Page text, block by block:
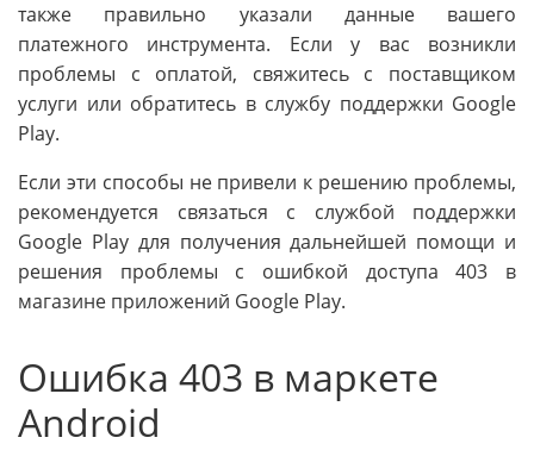
также правильно указали данные вашего
платежного инструмента. Если у вас возникли
проблемы с оплатой, свяжитесь с поставщиком
услуги или обратитесь в службу поддержки Google
Play.
Если эти способы не привели к решению проблемы,
рекомендуется связаться с службой поддержки
Google Play для получения дальнейшей помощи и
решения проблемы с ошибкой доступа 403 в
магазине приложений Google Play.
Ошибка 403 в маркете
Android